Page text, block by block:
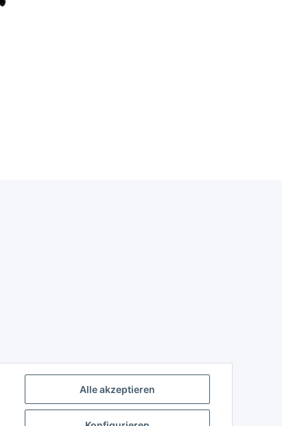
Alle akzeptieren